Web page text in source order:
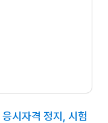
응시자격 정지, 시험